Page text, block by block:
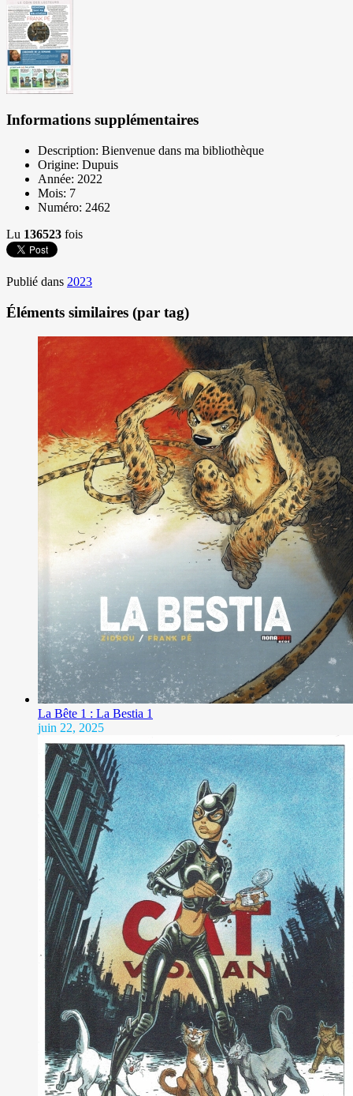
Informations supplémentaires
Description: Bienvenue dans ma bibliothèque
Origine: Dupuis
Année: 2022
Mois: 7
Numéro: 2462
Lu 136523 fois
Publié dans 2023
Éléments similaires (par tag)
La Bête 1 : La Bestia 1
juin 22, 2025